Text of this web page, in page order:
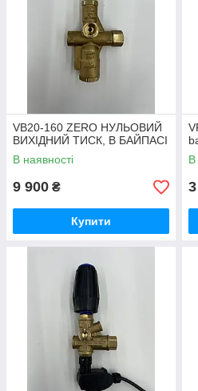
VB20-160 ZERO НУЛЬОВИЙ
ВИХІДНИЙ ТИСК, В БАЙПАСІ
В наявності
9 900 ₴
Купити
В